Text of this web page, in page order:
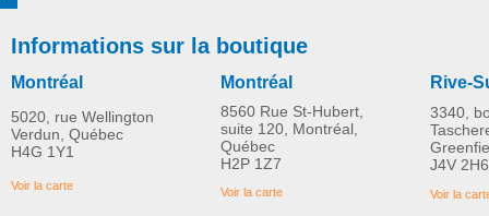
Informations sur la boutique
Montréal
5020, rue Wellington
Verdun, Québec
H4G 1Y1
Voir la carte
Montréal
8560 Rue St-Hubert,
suite 120, Montréal,
Québec
H2P 1Z7
Voir la carte
Rive-
3340,
J4V 2H6
Voir la